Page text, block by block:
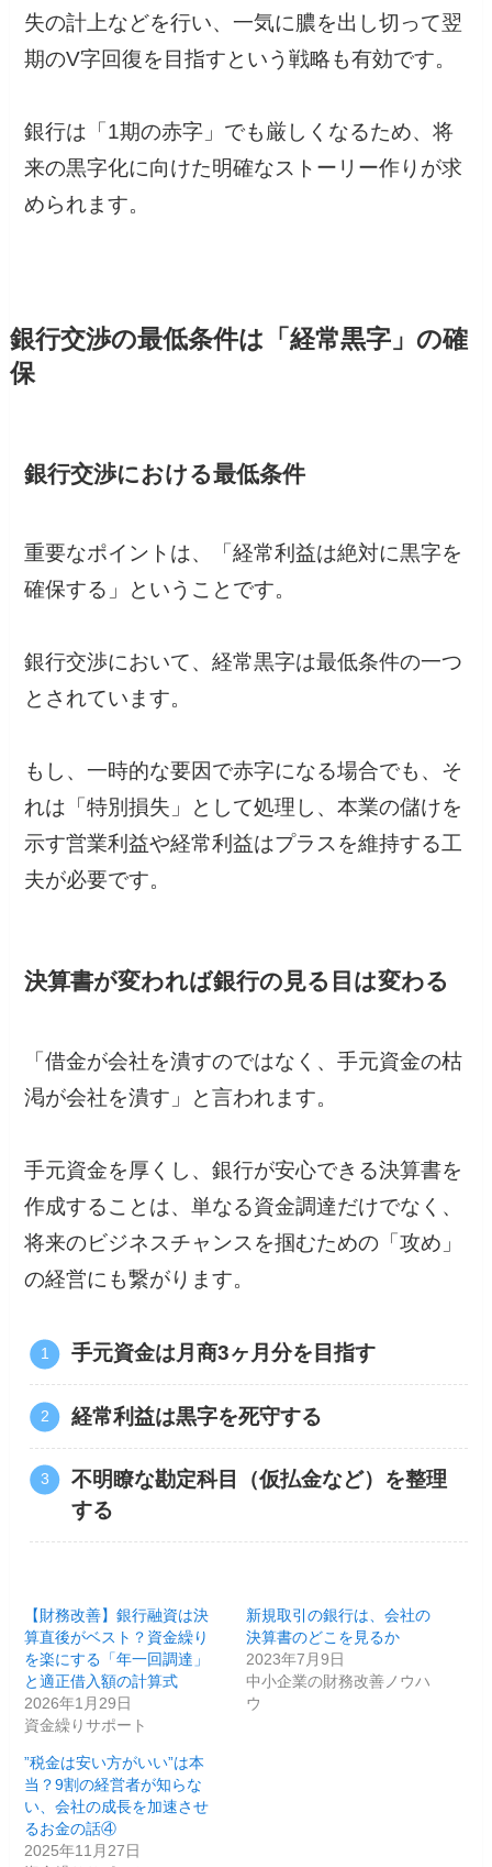
失の計上などを行い、一気に膿を出し切って翌
期のV字回復を目指すという戦略も有効です。
銀行は「1期の赤字」でも厳しくなるため、将
来の黒字化に向けた明確なストーリー作りが求
められます。
銀行交渉の最低条件は「経常黒字」の確
保
銀行交渉における最低条件
重要なポイントは、「経常利益は絶対に黒字を
確保する」ということです。
銀行交渉において、経常黒字は最低条件の一つ
とされています。
もし、一時的な要因で赤字になる場合でも、そ
れは「特別損失」として処理し、本業の儲けを
示す営業利益や経常利益はプラスを維持する工
夫が必要です。
決算書が変われば銀行の見る目は変わる
「借金が会社を潰すのではなく、手元資金の枯
渇が会社を潰す」と言われます。
手元資金を厚くし、銀行が安心できる決算書を
作成することは、単なる資金調達だけでなく、
将来のビジネスチャンスを掴むための「攻め」
の経営にも繋がります。
手元資金は月商3ヶ月分を目指す
経常利益は黒字を死守する
不明瞭な勘定科目（仮払金など）を整理
する
【財務改善】銀行融資は決
算直後がベスト？資金繰り
を楽にする「年一回調達」
と適正借入額の計算式
2026年1月29日
資金繰りサポート
新規取引の銀行は、会社の
決算書のどこを見るか
2023年7月9日
中小企業の財務改善ノウハ
ウ
”税金は安い方がいい”は本
当？9割の経営者が知らな
い、会社の成長を加速させ
るお金の話④
2025年11月27日